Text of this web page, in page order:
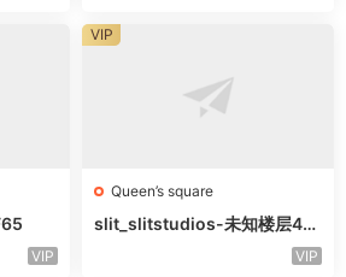
VIP
Queen’s square
slit_slitstudios-未知楼层415
VIP
VIP